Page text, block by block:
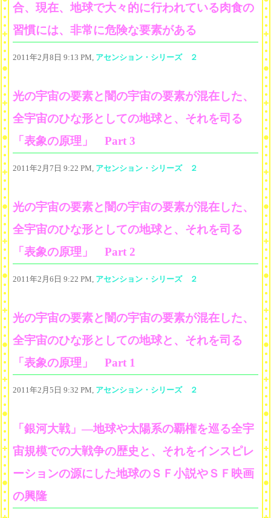
合、現在、地球で大々的に行われている肉食の
習慣には、非常に危険な要素がある
2011年2月8日 9:13 PM, アセンション・シリーズ ２
光の宇宙の要素と闇の宇宙の要素が混在した、
全宇宙のひな形としての地球と、それを司る
「表象の原理」 Part 3
2011年2月7日 9:22 PM, アセンション・シリーズ ２
光の宇宙の要素と闇の宇宙の要素が混在した、
全宇宙のひな形としての地球と、それを司る
「表象の原理」 Part 2
2011年2月6日 9:22 PM, アセンション・シリーズ ２
光の宇宙の要素と闇の宇宙の要素が混在した、
全宇宙のひな形としての地球と、それを司る
「表象の原理」 Part 1
2011年2月5日 9:32 PM, アセンション・シリーズ ２
「銀河大戦」―地球や太陽系の覇権を巡る全宇
宙規模での大戦争の歴史と、それをインスピレ
ーションの源にした地球のＳＦ小説やＳＦ映画
の興隆